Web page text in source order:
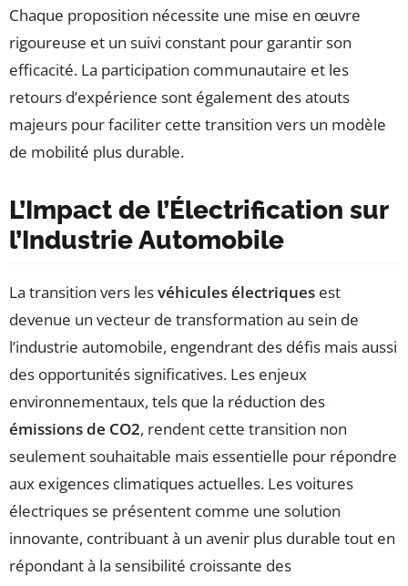
Chaque proposition nécessite une mise en œuvre
rigoureuse et un suivi constant pour garantir son
efficacité. La participation communautaire et les
retours d’expérience sont également des atouts
majeurs pour faciliter cette transition vers un modèle
de mobilité plus durable.
L’Impact de l’Électrification sur
l’Industrie Automobile
La transition vers lesvéhicules électriques est
devenue un vecteur de transformation au sein de
l’industrie automobile, engendrant des défis mais aussi
des opportunités significatives. Les enjeux
environnementaux, tels que la réduction des
émissions de CO2, rendent cette transition non
seulement souhaitable mais essentielle pour répondre
aux exigences climatiques actuelles. Les voitures
électriques se présentent comme une solution
innovante, contribuant à un avenir plus durable tout en
répondant à la sensibilité croissante des